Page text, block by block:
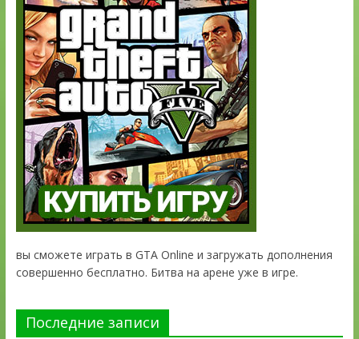
вы сможете играть в GTA Online и загружать дополнения
совершенно бесплатно. Битва на арене уже в игре.
Последние записи